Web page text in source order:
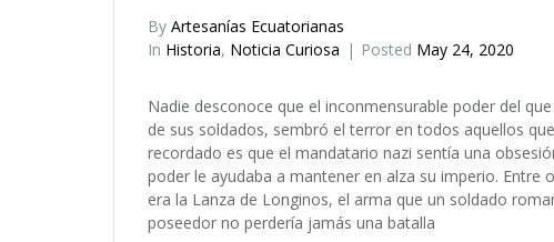
By Artesanías Ecuatorianas
In Historia, Noticia Curiosa Posted May 24, 2020
Nadie desconoce que el inconmensurable poder del
de sus soldados, sembró el terror en todos aquellos
recordado es que el mandatario nazi sentía una
poder le ayudaba a mantener en alza su imperio.
era la Lanza de Longinos, el arma que un soldado
poseedor no perdería jamás una batalla